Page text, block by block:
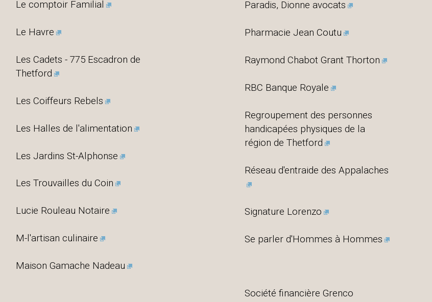
Le comptoir Familial
Le Havre
Les Cadets - 775 Escadron de
Thetford
Les Coiffeurs Rebels
Les Halles de l'alimentation
Les Jardins St-Alphonse
Les Trouvailles du Coin
Lucie Rouleau Notaire
M-l'artisan culinaire
Maison Gamache Nadeau
Paradis, Dionne avocats
Pharmacie Jean Coutu
Raymond Chabot Grant Thorton
RBC Banque Royale
Regroupement des personnes
handicapées physiques de la
région de Thetford
Réseau d'entraide des Appalaches
Signature Lorenzo
Se parler d'Hommes à Hommes
Société financière Grenco